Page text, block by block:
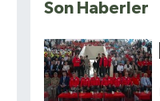
Son Haberler